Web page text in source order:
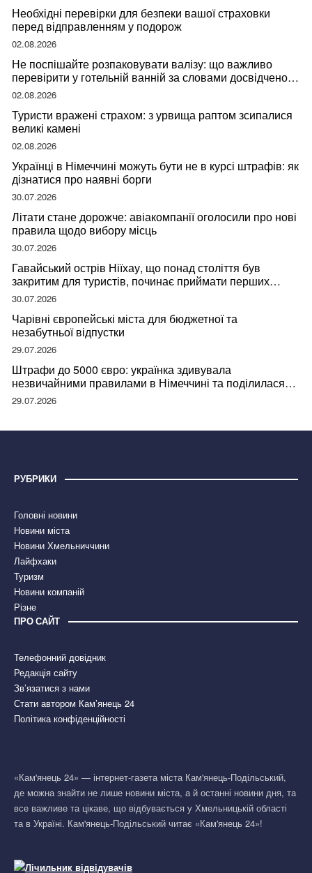
Необхідні перевірки для безпеки вашої страховки
перед відправленням у подорож
02.08.2026
Не поспішайте розпаковувати валізу: що важливо
перевірити у готельній ванній за словами досвідченої
мандрівниці
02.08.2026
Туристи вражені страхом: з урвища раптом зсипалися
великі камені
02.08.2026
Українці в Німеччині можуть бути не в курсі штрафів: як
дізнатися про наявні борги
30.07.2026
Літати стане дорожче: авіакомпанії оголосили про нові
правила щодо вибору місць
30.07.2026
Гавайський острів Ніїхау, що понад століття був
закритим для туристів, починає приймати перших
відвідувачів
30.07.2026
Чарівні європейські міста для бюджетної та
незабутньої відпустки
29.07.2026
Штрафи до 5000 євро: українка здивувала
незвичайними правилами в Німеччині та поділилася
правдою
29.07.2026
РУБРИКИ
Головні новини
Новини міста
Новини Хмельниччини
Лайфхаки
Туризм
Новини компаній
Різне
ПРО САЙТ
Телефонний довідник
Редакція сайту
Зв’язатися з нами
Стати автором Кам’янець 24
Політика конфіденційності
«Кам'янець 24» — інтернет-газета міста Кам'янець-Подільський,
де можна знайти не лише новини міста, а й останні новини дня, та
все важливе та цікаве, що відбувається у Хмельницькій області
та в Україні. Кам'янець-Подільський читає «Кам'янець 24»!